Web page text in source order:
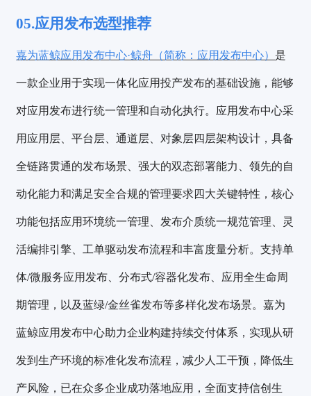
05.应用发布选型推荐
嘉为蓝鲸应用发布中心·鲸舟（简称：应用发布中心） 是
一款企业用于实现一体化应用投产发布的基础设施，能够
对应用发布进行统一管理和自动化执行。应用发布中心采
用应用层、平台层、通道层、对象层四层架构设计，具备
全链路贯通的发布场景、强大的双态部署能力、领先的自
动化能力和满足安全合规的管理要求四大关键特性，核心
功能包括应用环境统一管理、发布介质统一规范管理、灵
活编排引擎、工单驱动发布流程和丰富度量分析。支持单
体/微服务应用发布、分布式/容器化发布、应用全生命周
期管理，以及蓝绿/金丝雀发布等多样化发布场景。嘉为
蓝鲸应用发布中心助力企业构建持续交付体系，实现从研
发到生产环境的标准化发布流程，减少人工干预，降低生
产风险，已在众多企业成功落地应用，全面支持信创生